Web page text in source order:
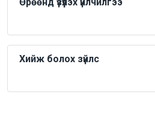
Хийж болох зүйлс